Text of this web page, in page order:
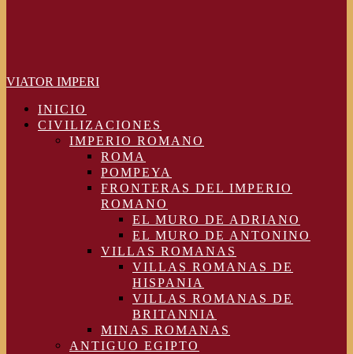
VIATOR IMPERI
INICIO
CIVILIZACIONES
IMPERIO ROMANO
ROMA
POMPEYA
FRONTERAS DEL IMPERIO
ROMANO
EL MURO DE ADRIANO
EL MURO DE ANTONINO
VILLAS ROMANAS
VILLAS ROMANAS DE
HISPANIA
VILLAS ROMANAS DE
BRITANNIA
MINAS ROMANAS
ANTIGUO EGIPTO